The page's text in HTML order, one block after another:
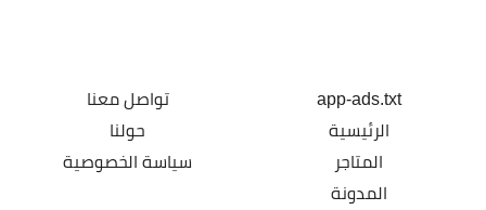
app-ads.txt
الرئيسية
المتاجر
المدونة
تواصل معنا
حولنا
سياسة الخصوصية